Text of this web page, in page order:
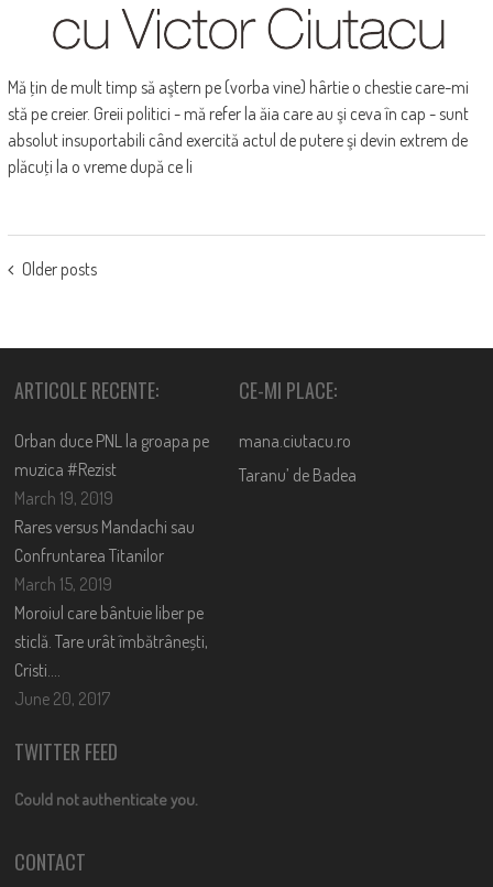
Mă ţin de mult timp să aştern pe (vorba vine) hârtie o chestie care-mi
stă pe creier. Greii politici - mă refer la ăia care au şi ceva în cap - sunt
absolut insuportabili când exercită actul de putere şi devin extrem de
plăcuţi la o vreme după ce li
POSTS
Older posts
ARTICOLE RECENTE:
Orban duce PNL la groapa pe
muzica #Rezist
March 19, 2019
Rares versus Mandachi sau
Confruntarea Titanilor
March 15, 2019
Moroiul care bântuie liber pe
sticlă. Tare urât îmbătrânești,
Cristi….
June 20, 2017
CE-MI PLACE:
mana.ciutacu.ro
Taranu’ de Badea
TWITTER FEED
Could not authenticate you.
CONTACT